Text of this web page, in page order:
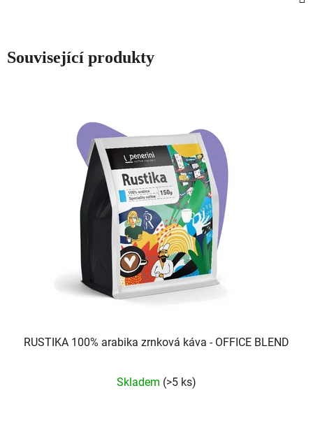
Související produkty
RUSTIKA 100% arabika zrnková káva - OFFICE BLEND
hodnocení
Skladem (>5 ks)